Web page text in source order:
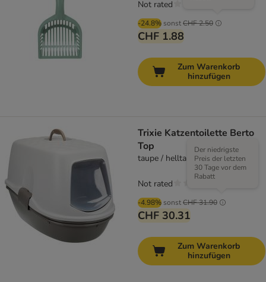
-24.8% sonstCHF 2.50
CHF 1.88
Not rated
Zum Warenkorb
hinzufügen
Trixie Katzentoilette Berto
Top
taupe / helltaupe
-4.98% sonstCHF 31.90
Der niedrigste
Preis der letzten
30 Tage vor dem
Rabatt
CHF 30.31
Not rated
Zum Warenkorb
hinzufügen